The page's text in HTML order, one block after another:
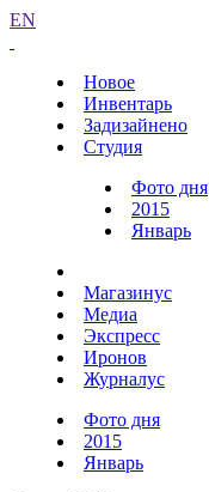
EN
Новое
Инвентарь
Задизайнено
Студия
Фото дня
2015
Январь
Магазинус
Медиа
Экспресс
Иронов
Журналус
Фото дня
2015
Январь